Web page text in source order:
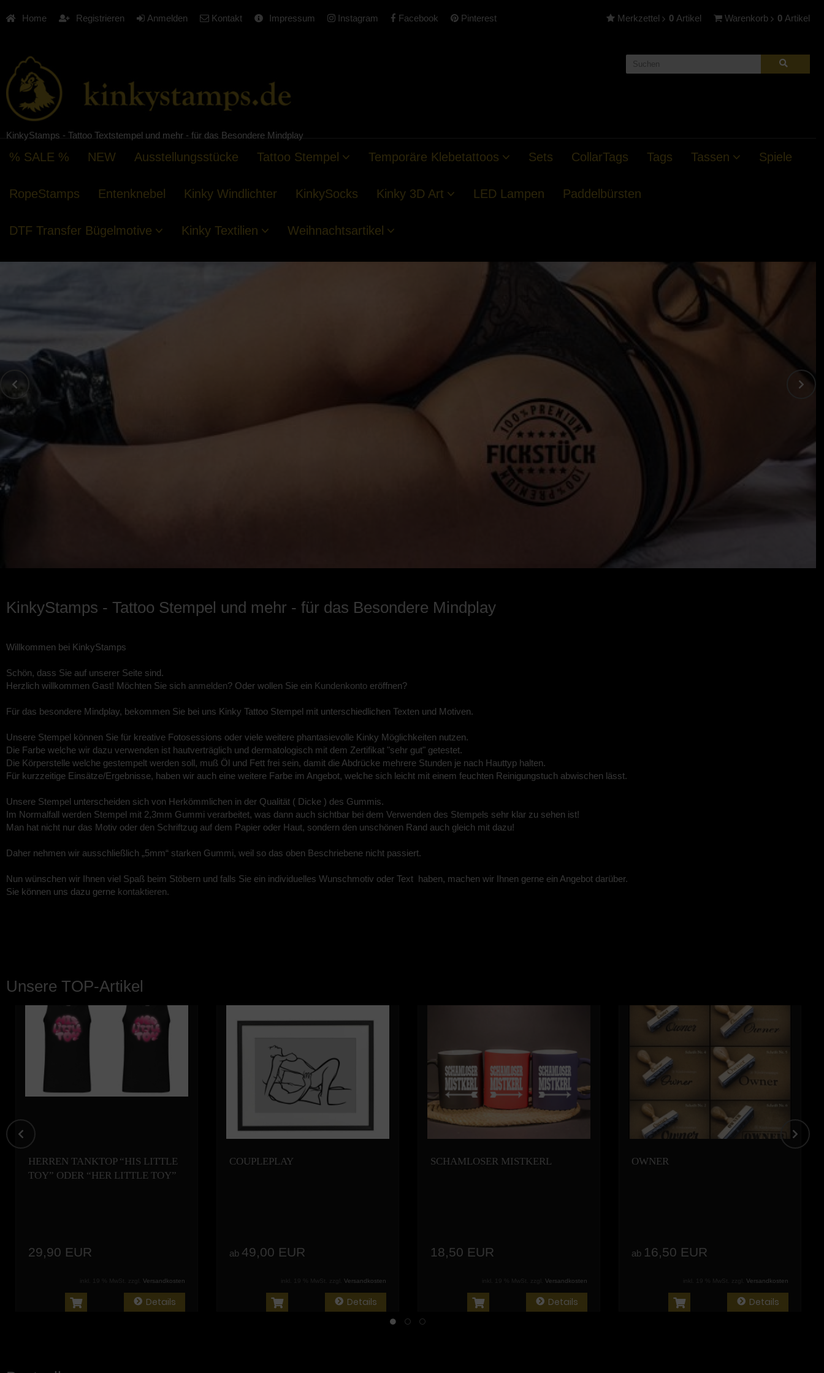
Home Registrieren Anmelden Kontakt Impressum Instagram Facebook Pinterest Warenkorb 0 Artikel
Merkzettel 0 Artikel
KinkyStamps - Tattoo Textstempel und mehr - für das Besondere Mindplay
% SALE % NEW Ausstellungsstücke Tattoo Stempel Temporäre Klebetattoos Sets CollarTags Tags Tassen Spiele
RopeStamps Entenknebel Kinky Windlichter KinkySocks Kinky 3D Art LED Lampen Paddelbürsten
DTF Transfer Bügelmotive Kinky Textilien Weihnachtsartikel
KinkyStamps - Tattoo Stempel und mehr - für das Besondere Mindplay
Willkommen bei KinkyStamps
Schön, dass Sie auf unserer Seite sind.
Herzlich willkommen Gast! Möchten Sie sich anmelden? Oder wollen Sie ein Kundenkonto eröffnen?
Für das besondere Mindplay, bekommen Sie bei uns Kinky Tattoo Stempel mit unterschiedlichen Texten und Motiven.
Unsere Stempel können Sie für kreative Fotosessions oder viele weitere phantasievolle Kinky Möglichkeiten nutzen.
Die Farbe welche wir dazu verwenden ist hautverträglich und dermatologisch mit dem Zertifikat "sehr gut" getestet.
Die Körperstelle welche gestempelt werden soll, muß Öl und Fett frei sein, damit die Abdrücke mehrere Stunden je nach Hauttyp halten.
Für kurzzeitige Einsätze/Ergebnisse, haben wir auch eine weitere Farbe im Angebot, welche sich leicht mit einem feuchten Reinigungstuch abwischen lässt.
Unsere Stempel unterscheiden sich von Herkömmlichen in der Qualität ( Dicke ) des Gummis.
Im Normalfall werden Stempel mit 2,3mm Gummi verarbeitet, was dann auch sichtbar bei dem Verwenden des Stempels sehr klar zu sehen ist!
Man hat nicht nur das Motiv oder den Schriftzug auf dem Papier oder Haut, sondern den unschönen Rand auch gleich mit dazu!
Daher nehmen wir ausschließlich „5mm“ starken Gummi, weil so das oben Beschriebene nicht passiert.
Nun wünschen wir Ihnen viel Spaß beim Stöbern und falls Sie ein individuelles Wunschmotiv oder Text haben, machen wir Ihnen gerne ein Angebot darüber.
Sie können uns dazu gerne kontaktieren.
Unsere TOP-Artikel
HERREN TANKTOP “HIS LITTLE
TOY” ODER “HER LITTLE TOY”
29,90 EUR
inkl. 19 % MwSt. zzgl. Versandkosten
Details
COUPLEPLAY
ab 49,00 EUR
inkl. 19 % MwSt. zzgl. Versandkosten
Details
SCHAMLOSER MISTKERL
18,50 EUR
inkl. 19 % MwSt. zzgl. Versandkosten
Details
OWNER
ab 16,50 EUR
inkl. 19 % MwSt. zzgl. Versandkosten
Details